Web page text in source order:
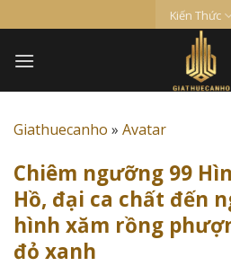
to
content
Kiến Thức
Giathuecanho » Avatar
Chiêm ngưỡng 99
Hồ, đại ca chất đến
hình xăm rồng
đỏ xanh